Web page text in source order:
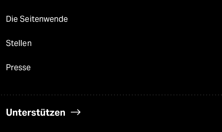
Die Seitenwende
Stellen
Presse
Unterstützen